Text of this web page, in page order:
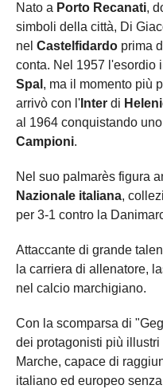
Nato a Porto Recanati,
simboli della città, Di
nel Castelfidardo prima
conta. Nel 1957 l'esordio
Spal , ma il momento più
arrivò con l' Inter di
al 1964 conquistando uno
Campioni.
Nel suo palmarès figura
Nazionale italiana,
per 3-1 contro la
Attaccante di grande
la carriera di allenatore,
nel calcio marchigiano.
Con la scomparsa di
dei protagonisti più
Marche, capace di
italiano ed europeo